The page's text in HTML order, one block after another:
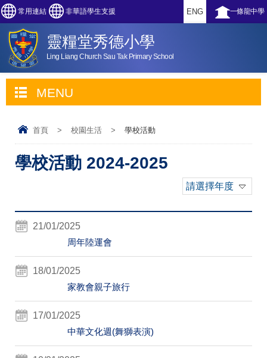
常用連結 非華語學生支援 一條龍中學
ENG
靈糧堂秀德小學
Ling Liang Church Sau Tak Primary School
MENU
首頁 > 校園生活 > 學校活動
學校活動 2024-2025
請選擇年度
21/01/2025
周年陸運會
18/01/2025
家教會親子旅行
17/01/2025
中華文化週(舞獅表演)